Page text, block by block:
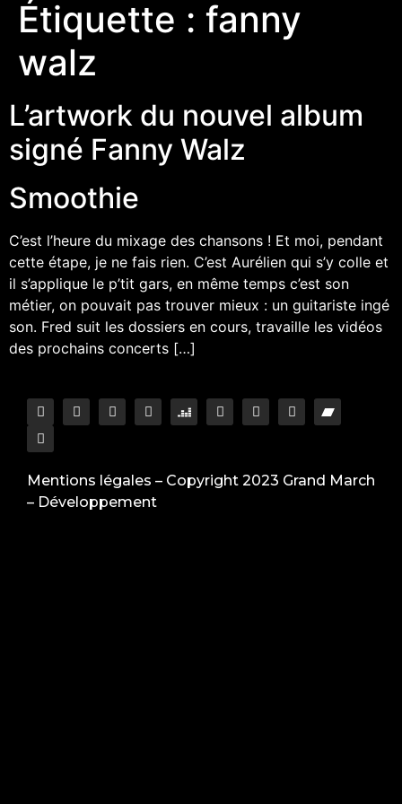
Étiquette : fanny
walz
L’artwork du nouvel album
signé Fanny Walz
Smoothie
C’est l’heure du mixage des chansons ! Et moi, pendant
cette étape, je ne fais rien. C’est Aurélien qui s’y colle et
il s’applique le p’tit gars, en même temps c’est son
métier, on pouvait pas trouver mieux : un guitariste ingé
son. Fred suit les dossiers en cours, travaille les vidéos
des prochains concerts […]
Mentions légales – Copyright 2023 Grand March
– Développement